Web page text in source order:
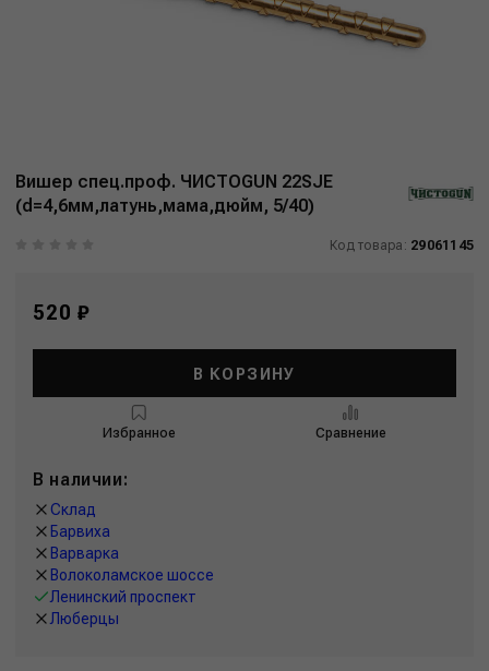
Вишер спец.проф. ЧИСТОGUN 22SJE
(d=4,6мм,латунь,мама,дюйм, 5/40)
Код товара: 29061145
520 ₽
В КОРЗИНУ
Избранное Сравнение
В наличии:
Склад
Барвиха
Варварка
Волоколамское шоссе
Ленинский проспект
Люберцы